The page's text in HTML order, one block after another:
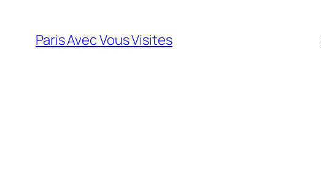
contenu
Paris Avec Vous Visites